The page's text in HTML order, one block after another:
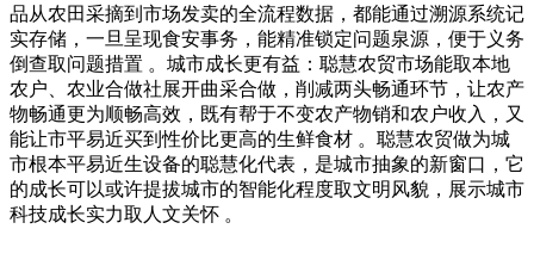
品从农田采摘到市场发卖的全流程数据，都能通过溯源系统记
实存储，一旦呈现食安事务，能精准锁定问题泉源，便于义务
倒查取问题措置 。城市成长更有益：聪慧农贸市场能取本地
农户、农业合做社展开曲采合做，削减两头畅通环节，让农产
物畅通更为顺畅高效，既有帮于不变农产物销和农户收入，又
能让市平易近买到性价比更高的生鲜食材 。聪慧农贸做为城
市根本平易近生设备的聪慧化代表，是城市抽象的新窗口，它
的成长可以或许提拔城市的智能化程度取文明风貌，展示城市
科技成长实力取人文关怀 。